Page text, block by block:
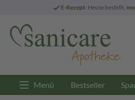
E-Rezept: Heute bestellt,
Menü Bestseller